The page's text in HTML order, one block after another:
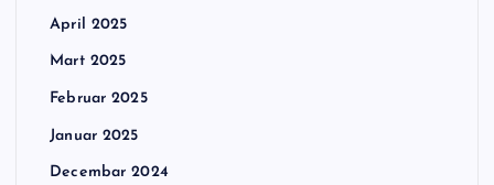
April 2025
Mart 2025
Februar 2025
Januar 2025
Decembar 2024